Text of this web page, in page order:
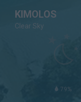
KIMOLOS
Clear Sky
79%